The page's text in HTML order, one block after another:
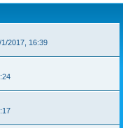
1/2017, 16:39